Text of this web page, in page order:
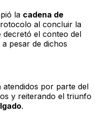
la cadena de
al concluir la
decretó el conteo del
pesar de dichos
atendidos por parte del
y reiterando el triunfo
.